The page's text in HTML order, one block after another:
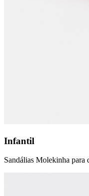
Infantil
Sandálias Molekinha para